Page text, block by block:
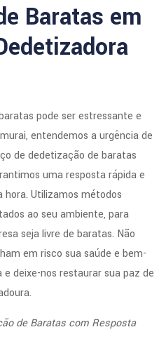
Baratas em
pode ser estressante e
entendemos a urgência de
de dedetização de baratas
uma resposta rápida e
Utilizamos métodos
ao seu ambiente, para
seja livre de baratas. Não
em risco sua saúde e bem-
deixe-nos restaurar sua paz de
de Baratas com Resposta